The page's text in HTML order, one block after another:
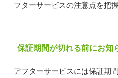
フターサービスの注意点を把
保証期間が切れる前にお知
アフターサービスには保証期